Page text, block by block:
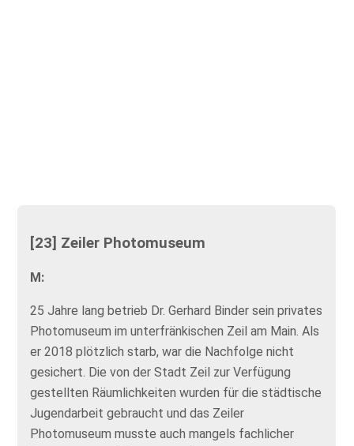
[23] Zeiler Photomuseum
M:
25 Jahre lang betrieb Dr. Gerhard Binder sein privates
Photomuseum im unterfränkischen Zeil am Main. Als
er 2018 plötzlich starb, war die Nachfolge nicht
gesichert. Die von der Stadt Zeil zur Verfügung
gestellten Räumlichkeiten wurden für die städtische
Jugendarbeit gebraucht und das Zeiler
Photomuseum musste auch mangels fachlicher